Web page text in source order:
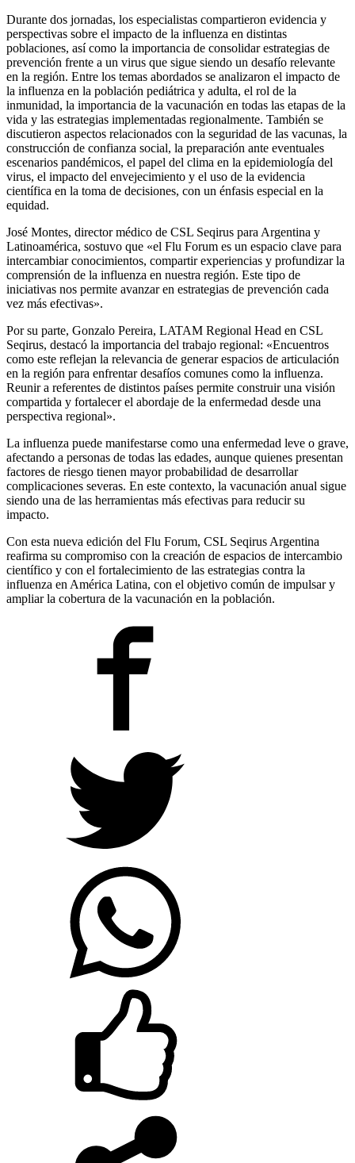
Durante dos jornadas, los especialistas compartieron evidencia y
perspectivas sobre el impacto de la influenza en distintas
poblaciones, así como la importancia de consolidar estrategias de
prevención frente a un virus que sigue siendo un desafío relevante
en la región. Entre los temas abordados se analizaron el impacto de
la influenza en la población pediátrica y adulta, el rol de la
inmunidad, la importancia de la vacunación en todas las etapas de la
vida y las estrategias implementadas regionalmente. También se
discutieron aspectos relacionados con la seguridad de las vacunas, la
construcción de confianza social, la preparación ante eventuales
escenarios pandémicos, el papel del clima en la epidemiología del
virus, el impacto del envejecimiento y el uso de la evidencia
científica en la toma de decisiones, con un énfasis especial en la
equidad.
José Montes, director médico de CSL Seqirus para Argentina y
Latinoamérica, sostuvo que «el Flu Forum es un espacio clave para
intercambiar conocimientos, compartir experiencias y profundizar la
comprensión de la influenza en nuestra región. Este tipo de
iniciativas nos permite avanzar en estrategias de prevención cada
vez más efectivas».
Por su parte, Gonzalo Pereira, LATAM Regional Head en CSL
Seqirus, destacó la importancia del trabajo regional: «Encuentros
como este reflejan la relevancia de generar espacios de articulación
en la región para enfrentar desafíos comunes como la influenza.
Reunir a referentes de distintos países permite construir una visión
compartida y fortalecer el abordaje de la enfermedad desde una
perspectiva regional».
La influenza puede manifestarse como una enfermedad leve o grave,
afectando a personas de todas las edades, aunque quienes presentan
factores de riesgo tienen mayor probabilidad de desarrollar
complicaciones severas. En este contexto, la vacunación anual sigue
siendo una de las herramientas más efectivas para reducir su
impacto.
Con esta nueva edición del Flu Forum, CSL Seqirus Argentina
reafirma su compromiso con la creación de espacios de intercambio
científico y con el fortalecimiento de las estrategias contra la
influenza en América Latina, con el objetivo común de impulsar y
ampliar la cobertura de la vacunación en la población.